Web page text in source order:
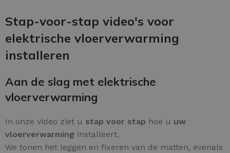
Stap-voor-stap video's voor
elektrische vloerverwarming
installeren
Aan de slag met elektrische
vloerverwarming
In onze video ziet u stap voor stap hoe u uw
vloerverwarming installeert.
We tonen het leggen en fixeren van de matten, evenals